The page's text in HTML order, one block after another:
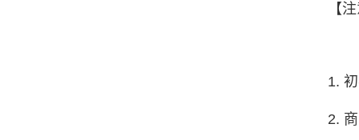
【
1.
2.